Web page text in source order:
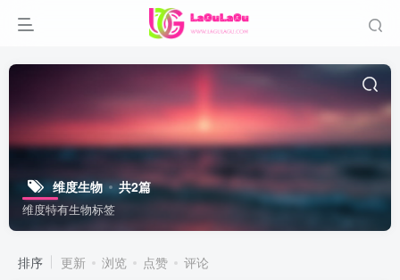
维度生物 共2篇
维度特有生物标签
排序 更新 浏览 点赞 评论